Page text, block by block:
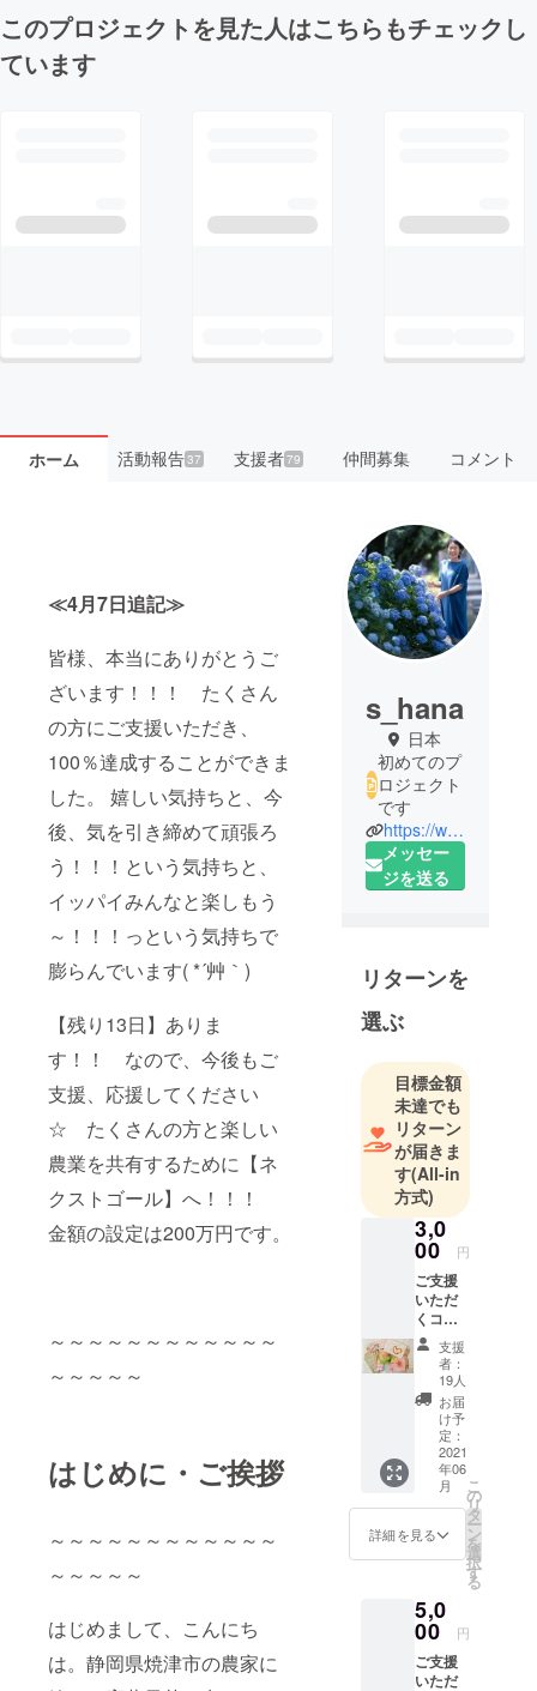
このプロジェクトを見た人はこちらもチェックし
ています
ホーム 活動報告37 支援者79 仲間募集 コメント
≪4月7日追記≫
皆様、本当にありがとうご
ざいます！！！ たくさん
の方にご支援いただき、
100％達成することができま
した。 嬉しい気持ちと、今
後、気を引き締めて頑張ろ
う！！！という気持ちと、
イッパイみんなと楽しもう
～！！！っという気持ちで
膨らんでいます( *´艸｀)
【残り13日】ありま
す！！ なので、今後もご
支援、応援してください
☆ たくさんの方と楽しい
農業を共有するために【ネ
クストゴール】へ！！！
金額の設定は200万円です。
～～～～～～～～～～～～
～～～～～
はじめに・ご挨拶
～～～～～～～～～～～～
～～～～～
はじめまして、こんにち
は。静岡県焼津市の農家に
s_hana
日本
初めてのプ
ロジェクト
です
https://www.facebook.com/saitou.nouen
メッセー
ジを送る
リターンを
選ぶ
目標金額
未達でも
リターン
が届きま
す(All-in
方式)
3,0
00 円
ご支援
いただ
くコー
スで
す。 感
謝を込
めて、
「お礼
のお葉
書」と
一緒
に
『ふぉ
と＊い
ろ』オ
リジナ
スト
カー
ド」3枚
をお送
りさせ
支援
者：
19人
お届
け予
定：
2021
年06
月
詳細を見る
こ
の
リ
タ
ー
ン
を
選
択
す
る
5,0
00 円
ご支援
いただ